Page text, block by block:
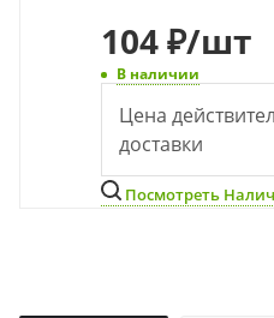
104₽/шт
В наличии
Цена
доставки
Посмотреть